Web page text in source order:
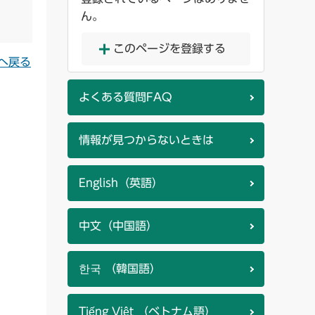
戻る
ん。
このページを登録する
よくある質問FAQ
情報が見つからないときは
English（英語）
中文（中国語）
한국 （韓国語）
Tiếng Việt （ベトナム語）